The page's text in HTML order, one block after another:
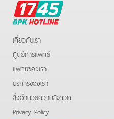
BPK
Hotline
เกี่ยวกับเรา
ศูนย์การแพทย์
แพทย์ของเรา
บริการของเรา
สิ่งอำนวยความสะดวก
Privacy Policy